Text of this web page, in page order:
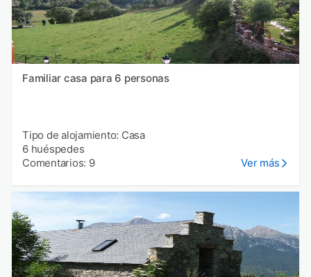
Familiar casa para 6 personas
Tipo de alojamiento: Casa
6 huéspedes
Comentarios: 9
Ver más